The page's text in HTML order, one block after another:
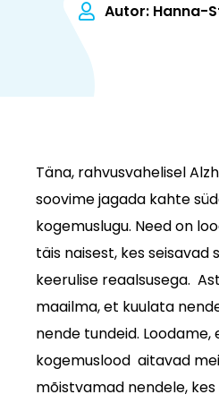
Autor: Hanna-
Täna, rahvusvahelisel
soovime jagada kahte
kogemuslugu. Need on
täis naisest, kes seisavad
keerulise reaalsusega.
maailma, et kuulata
nende tundeid. Loodame,
kogemuslood aitavad
mõistvamad nendele,